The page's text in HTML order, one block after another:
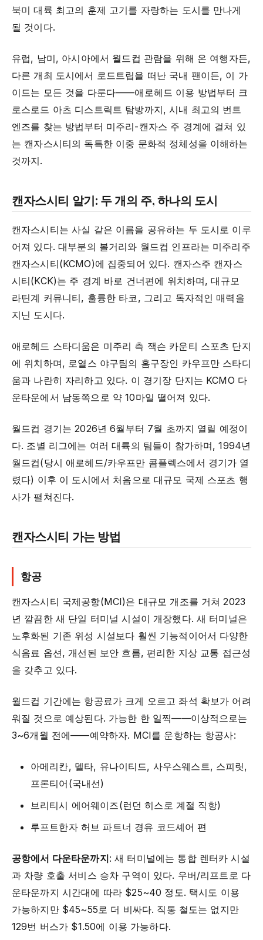
북미 대륙 최고의 훈제 고기를 자랑하는 도시를 만나게
될 것이다.
유럽, 남미, 아시아에서 월드컵 관람을 위해 온 여행자든,
다른 개최 도시에서 로드트립을 떠난 국내 팬이든, 이 가
이드는 모든 것을 다룬다——애로헤드 이용 방법부터 크
로스로드 아츠 디스트릭트 탐방까지, 시내 최고의 번트
엔즈를 찾는 방법부터 미주리-캔자스 주 경계에 걸쳐 있
는 캔자스시티의 독특한 이중 문화적 정체성을 이해하는
것까지.
캔자스시티 알기: 두 개의 주, 하나의 도시
캔자스시티는 사실 같은 이름을 공유하는 두 도시로 이루
어져 있다. 대부분의 볼거리와 월드컵 인프라는 미주리주
캔자스시티(KCMO)에 집중되어 있다. 캔자스주 캔자스
시티(KCK)는 주 경계 바로 건너편에 위치하며, 대규모
라틴계 커뮤니티, 훌륭한 타코, 그리고 독자적인 매력을
지닌 도시다.
애로헤드 스타디움은 미주리 측 잭슨 카운티 스포츠 단지
에 위치하며, 로열스 야구팀의 홈구장인 카우프만 스타디
움과 나란히 자리하고 있다. 이 경기장 단지는 KCMO 다
운타운에서 남동쪽으로 약 10마일 떨어져 있다.
월드컵 경기는 2026년 6월부터 7월 초까지 열릴 예정이
다. 조별 리그에는 여러 대륙의 팀들이 참가하며, 1994년
월드컵(당시 애로헤드/카우프만 콤플렉스에서 경기가 열
렸다) 이후 이 도시에서 처음으로 대규모 국제 스포츠 행
사가 펼쳐진다.
캔자스시티 가는 방법
항공
캔자스시티 국제공항(MCI)은 대규모 개조를 거쳐 2023
년 깔끔한 새 단일 터미널 시설이 개장했다. 새 터미널은
노후화된 기존 위성 시설보다 훨씬 기능적이어서 다양한
식음료 옵션, 개선된 보안 흐름, 편리한 지상 교통 접근성
을 갖추고 있다.
월드컵 기간에는 항공료가 크게 오르고 좌석 확보가 어려
워질 것으로 예상된다. 가능한 한 일찍——이상적으로는
3~6개월 전에——예약하자. MCI를 운항하는 항공사:
아메리칸, 델타, 유나이티드, 사우스웨스트, 스피릿,
프론티어(국내선)
브리티시 에어웨이즈(런던 히스로 계절 직항)
루프트한자 허브 파트너 경유 코드셰어 편
공항에서 다운타운까지: 새 터미널에는 통합 렌터카 시설
과 차량 호출 서비스 승차 구역이 있다. 우버/리프트로 다
운타운까지 시간대에 따라 $25~40 정도. 택시도 이용
가능하지만 $45~55로 더 비싸다. 직통 철도는 없지만
129번 버스가 $1.50에 이용 가능하다.